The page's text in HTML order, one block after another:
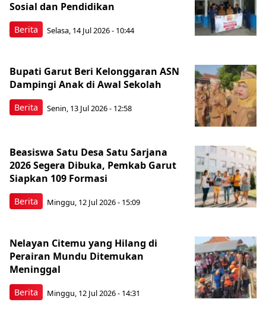
Berita
Sosial dan Pendidikan
Selasa, 14 Jul 2026 - 10:44
Berita
Bupati Garut Beri Kelonggaran ASN
Dampingi Anak di Awal Sekolah
Senin, 13 Jul 2026 - 12:58
Berita
Beasiswa Satu Desa Satu Sarjana
2026 Segera Dibuka, Pemkab Garut
Siapkan 109 Formasi
Minggu, 12 Jul 2026 - 15:09
Berita
Nelayan Citemu yang Hilang di
Perairan Mundu Ditemukan
Meninggal
Minggu, 12 Jul 2026 - 14:31